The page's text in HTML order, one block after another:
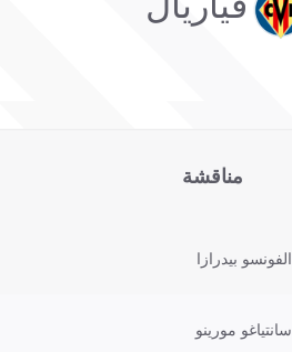
مناقشة
الفونسو بيدرازا
سانتياغو مورينو